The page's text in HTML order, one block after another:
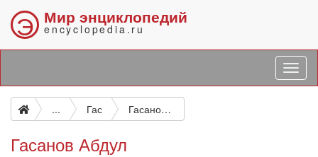
Э Мир энциклопедий
encyclopedia.ru
... Гас Гасанов Абдул
Гасанов Абдул